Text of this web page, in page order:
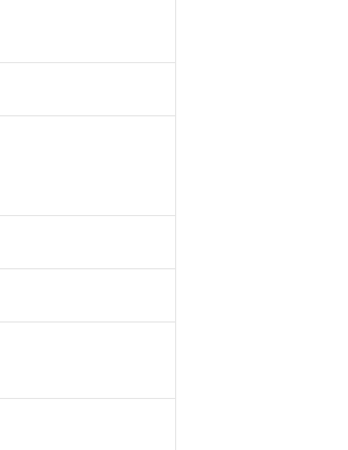
って非含有を証明するものではありません。
対応完了までの期間は出荷製品に未対応品が